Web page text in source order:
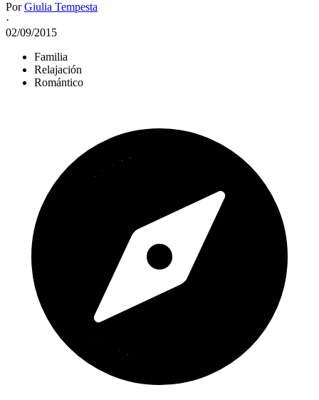
PorGiulia Tempesta
·
02/09/2015
Familia
Relajación
Romántico